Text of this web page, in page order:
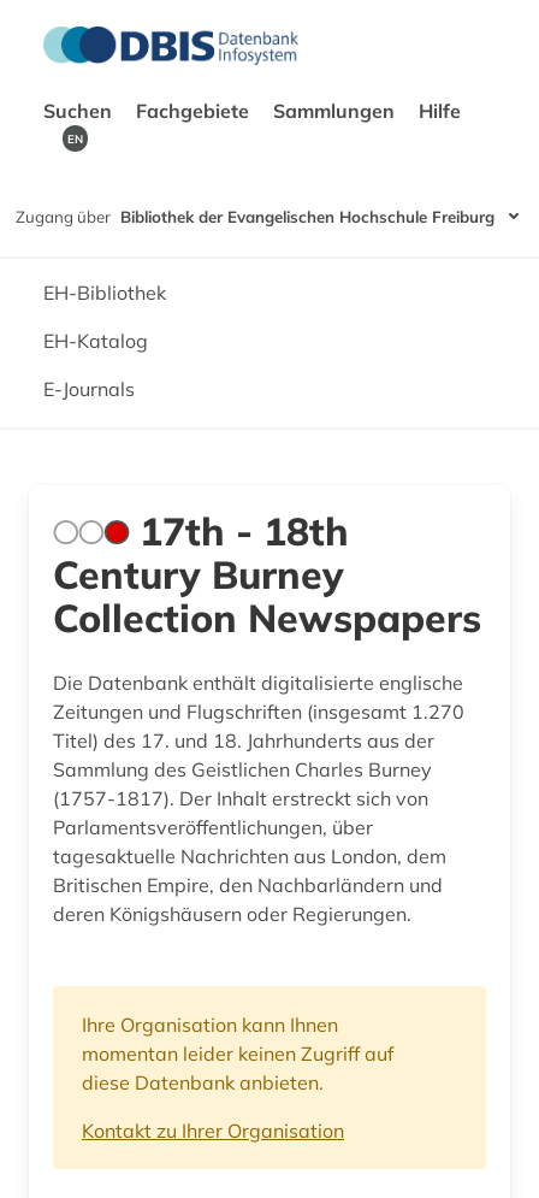
Suchen Fachgebiete Sammlungen Hilfe
EN
Zugang über Bibliothek der Evangelischen Hochschule Freiburg
EH-Bibliothek
EH-Katalog
E-Journals
17th - 18th
Century Burney
Collection Newspapers
Die Datenbank enthält digitalisierte englische
Zeitungen und Flugschriften (insgesamt 1.270
Titel) des 17. und 18. Jahrhunderts aus der
Sammlung des Geistlichen Charles Burney
(1757-1817). Der Inhalt erstreckt sich von
Parlamentsveröffentlichungen, über
tagesaktuelle Nachrichten aus London, dem
Britischen Empire, den Nachbarländern und
deren Königshäusern oder Regierungen.
Ihre Organisation kann Ihnen
momentan leider keinen Zugriff auf
diese Datenbank anbieten.
Kontakt zu Ihrer Organisation